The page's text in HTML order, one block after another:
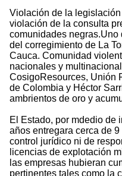
Violación de la
violación de la consulta
comunidades negras.Uno
del corregimiento de La
Cauca. Comunidad
nacionales y
CosigoResources, Unión
de Colombia y Héctor
ambrientos de oro y
El Estado, por mdedio de
años entregara cerca de
control jurídico ni de
licencias de explotación
las empresas hubieran
pertinentes tales como la